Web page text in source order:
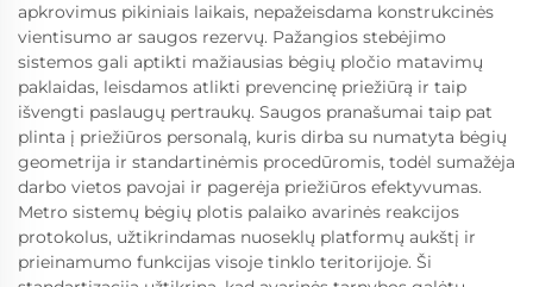
apkrovimus pikiniais laikais, nepažeisdama konstrukcinės
vientisumo ar saugos rezervų. Pažangios stebėjimo
sistemos gali aptikti mažiausias bėgių pločio matavimų
paklaidas, leisdamos atlikti prevencinę priežiūrą ir taip
išvengti paslaugų pertraukų. Saugos pranašumai taip pat
plinta į priežiūros personalą, kuris dirba su numatyta bėgių
geometrija ir standartinėmis procedūromis, todėl sumažėja
darbo vietos pavojai ir pagerėja priežiūros efektyvumas.
Metro sistemų bėgių plotis palaiko avarinės reakcijos
protokolus, užtikrindamas nuoseklų platformų aukštį ir
prieinamumo funkcijas visoje tinklo teritorijoje. Ši